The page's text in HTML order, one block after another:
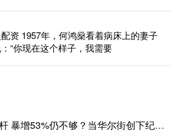
资 1957年，何鸿燊看着病床上的妻子
“你现在这个样子，我需要
股票投资如何加杠杆 暴增53%仍不够？当华尔街创下纪录，欧洲大行的好业绩反而成了“不及格”